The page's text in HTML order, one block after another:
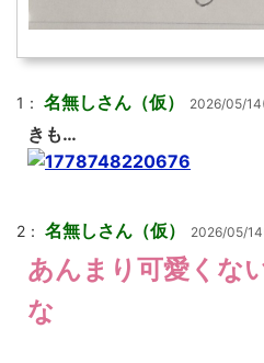
1： 名無しさん（仮） 2026/05/
きも…
2： 名無しさん（仮） 2026/05/
あんまり可愛くな
な